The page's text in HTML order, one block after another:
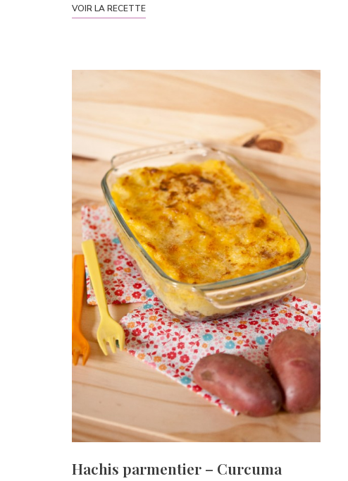
VOIR LA RECETTE
Hachis parmentier – Curcuma